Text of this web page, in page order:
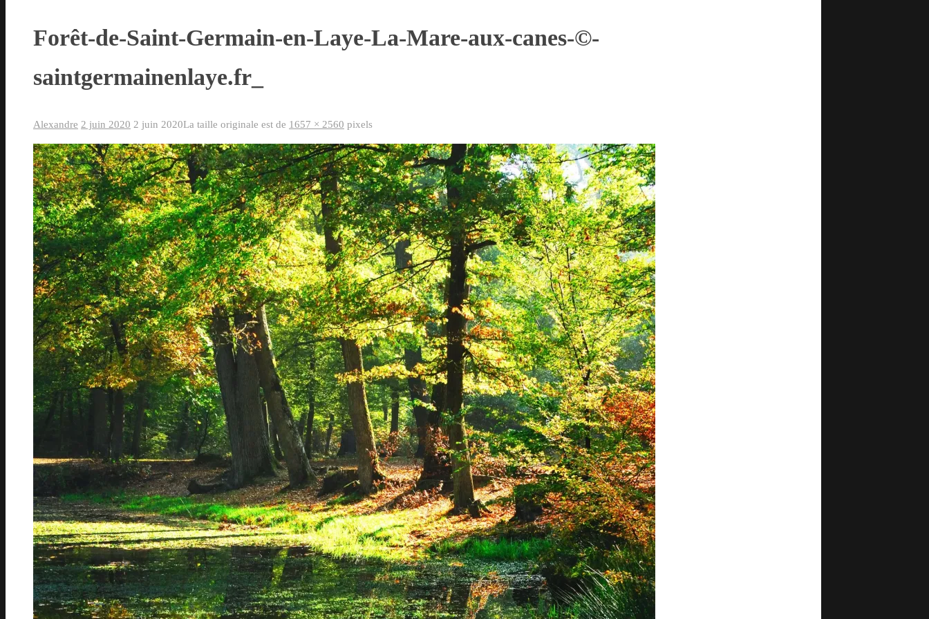
Forêt-de-Saint-Germain-en-Laye-La-Mare-aux-canes-©-
saintgermainenlaye.fr_
Alexandre 2 juin 2020 2 juin 2020La taille originale est de 1657 × 2560 pixels